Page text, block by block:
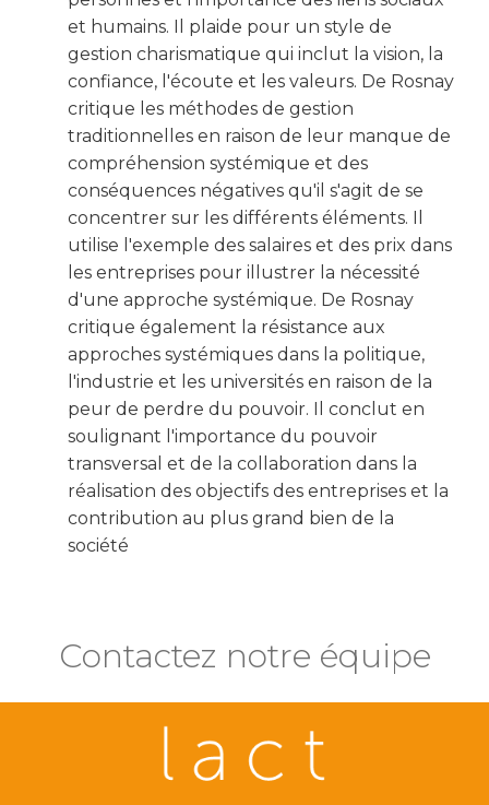
et humains. Il plaide pour un style de
gestion charismatique qui inclut la vision, la
confiance, l'écoute et les valeurs. De Rosnay
critique les méthodes de gestion
traditionnelles en raison de leur manque de
compréhension systémique et des
conséquences négatives qu'il s'agit de se
concentrer sur les différents éléments. Il
utilise l'exemple des salaires et des prix dans
les entreprises pour illustrer la nécessité
d'une approche systémique. De Rosnay
critique également la résistance aux
approches systémiques dans la politique,
l'industrie et les universités en raison de la
peur de perdre du pouvoir. Il conclut en
soulignant l'importance du pouvoir
transversal et de la collaboration dans la
réalisation des objectifs des entreprises et la
contribution au plus grand bien de la
société
Contactez notre équipe